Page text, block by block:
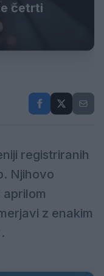
četrti
registriranih
Njihovo
z enakim